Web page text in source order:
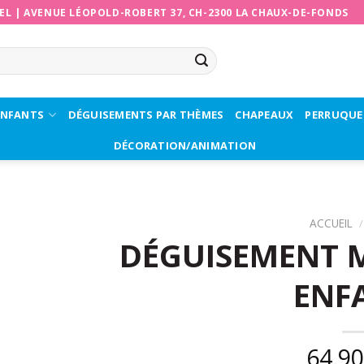
|AVENUE LÉOPOLD-ROBERT 37, CH-2300 LA CHAUX-DE-FONDS
DÉGUISEMENTS PAR THÈMES CHAPEAUX
DÉCORATION/ANIMATION
ACCUEIL /
DÉGUISEMENT